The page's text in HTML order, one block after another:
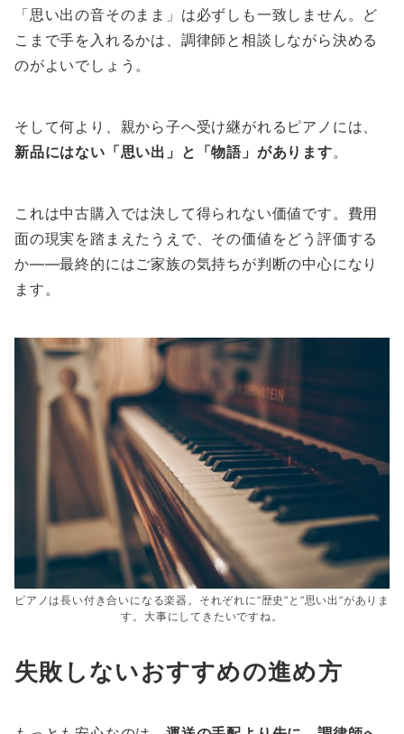
「思い出の音そのまま」は必ずしも一致しません。ど
こまで手を入れるかは、調律師と相談しながら決める
のがよいでしょう。
そして何より、親から子へ受け継がれるピアノには、
新品にはない「思い出」と「物語」があります。
これは中古購入では決して得られない価値です。費用
面の現実を踏まえたうえで、その価値をどう評価する
か——最終的にはご家族の気持ちが判断の中心になり
ます。
ピアノは長い付き合いになる楽器。それぞれに”歴史”と”思い出”がありま
す。大事にしてきたいですね。
失敗しないおすすめの進め方